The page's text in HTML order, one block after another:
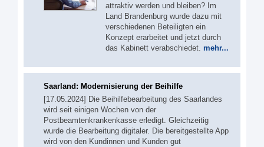
attraktiv werden und bleiben? Im
Land Brandenburg wurde dazu mit
verschiedenen Beteiligten ein
Konzept erarbeitet und jetzt durch
das Kabinett verabschiedet. mehr...
Saarland: Modernisierung der Beihilfe
[17.05.2024] Die Beihilfebearbeitung des Saarlandes
wird seit einigen Wochen von der
Postbeamtenkrankenkasse erledigt. Gleichzeitig
wurde die Bearbeitung digitaler. Die bereitgestellte App
wird von den Kundinnen und Kunden gut